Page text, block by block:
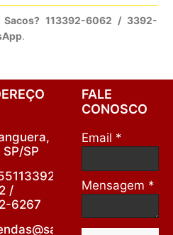
Sacos? 113392-6062 / 3392-
.
SP
/
6267
FALE
CONOSCO
Email *
Mensagem *